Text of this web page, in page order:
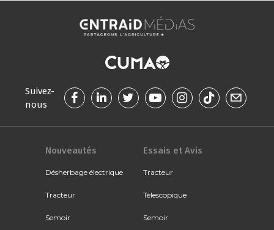
Suivez-
nous
Nouveautés
Désherbage électrique
Tracteur
Semoir
Essais et Avis
Tracteur
Télescopique
Semoir